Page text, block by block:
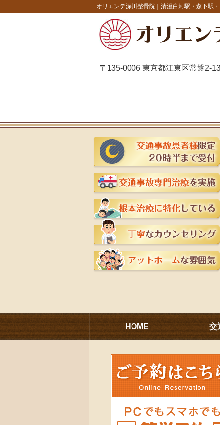
オリエンテ深川整骨院｜清澄白河駅・森下駅・
〒135-0006 東京都江東区常盤2-
HOME 交